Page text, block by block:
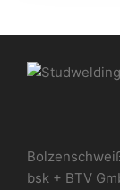
bsk + BTV